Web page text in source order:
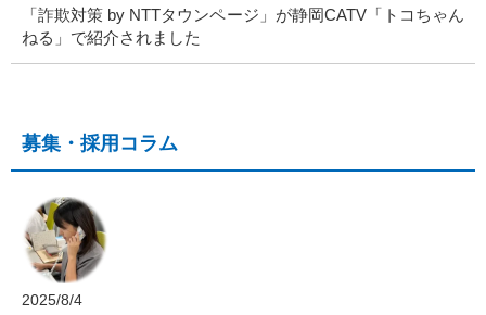
「詐欺対策 by NTTタウンページ」が静岡CATV「トコちゃん
ねる」で紹介されました
募集・採用コラム
2025/8/4